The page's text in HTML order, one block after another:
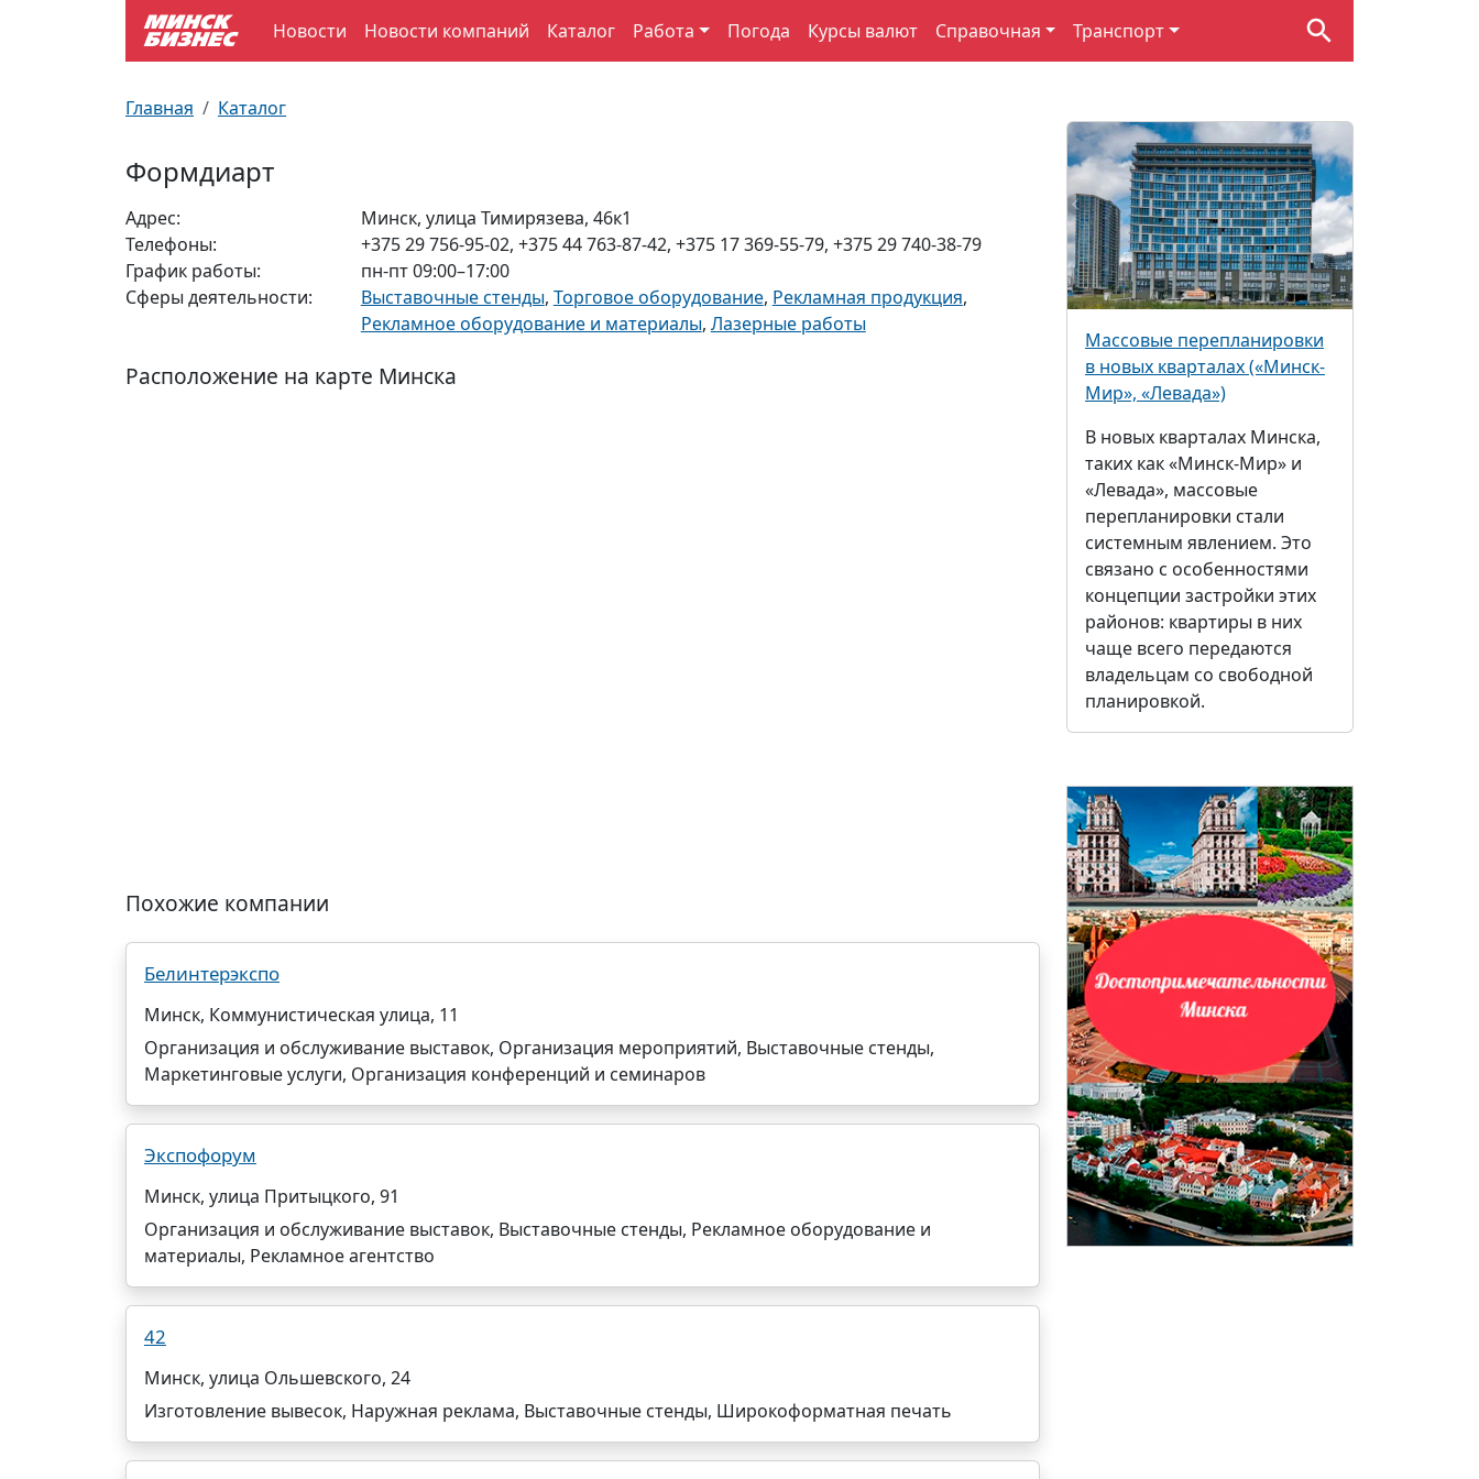
Новости Новости компаний Каталог Работа Погода Курсы валют Справочная Транспорт
Главная Каталог
Формдиарт
Адрес:
Минск, улица Тимирязева, 46к1
Телефоны:
+375 29 756-95-02, +375 44 763-87-42, +375 17 369-55-79, +375 29 740-38-79
График работы:
пн-пт 09:00–17:00
Сферы деятельности:
Выставочные стенды, Торговое оборудование, Рекламная продукция,
Рекламное оборудование и материалы, Лазерные работы
Расположение на карте Минска
Похожие компании
Белинтерэкспо
Минск, Коммунистическая улица, 11
Организация и обслуживание выставок, Организация мероприятий, Выставочные стенды,
Маркетинговые услуги, Организация конференций и семинаров
Экспофорум
Минск, улица Притыцкого, 91
Организация и обслуживание выставок, Выставочные стенды, Рекламное оборудование и
материалы, Рекламное агентство
42
Минск, улица Ольшевского, 24
Изготовление вывесок, Наружная реклама, Выставочные стенды, Широкоформатная печать
Массовые перепланировки
в новых кварталах («Минск-
Мир», «Левада»)
В новых кварталах Минска,
таких как «Минск-Мир» и
«Левада», массовые
перепланировки стали
системным явлением. Это
связано с особенностями
концепции застройки этих
районов: квартиры в них
чаще всего передаются
владельцам со свободной
планировкой.
Улицы Минска
Производственный календарь
Документы для ЗАГСа
Пробки на дорогах